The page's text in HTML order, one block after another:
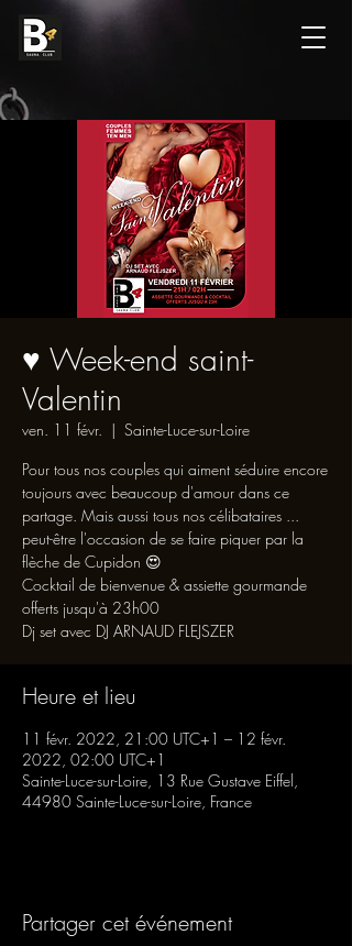
♥️ Week-end saint-
Valentin
ven. 11 févr.
  |
Sainte-Luce-sur-Loire
Pour tous nos couples qui aiment séduire encore
toujours avec beaucoup d'amour dans ce
partage. Mais aussi tous nos célibataires ...
peut-être l'occasion de se faire piquer par la
flèche de Cupidon 😍
Cocktail de bienvenue & assiette gourmande
offerts jusqu'à 23h00
Dj set avec DJ ARNAUD FLEJSZER
Heure et lieu
11 févr. 2022, 21:00 UTC+1 – 12 févr.
2022, 02:00 UTC+1
Sainte-Luce-sur-Loire, 13 Rue Gustave Eiffel,
44980 Sainte-Luce-sur-Loire, France
Partager cet événement